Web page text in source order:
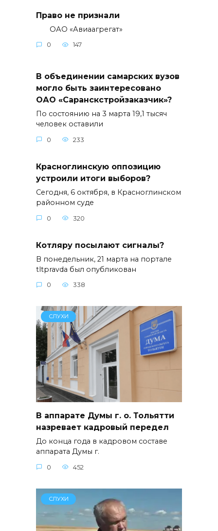
Право не признали
ОАО «Авиаагрегат»
0 147
В объединении самарских вузов
могло быть заинтересовано
ОАО «Саранскстройзаказчик»?
По состоянию на 3 марта 19,1 тысяч
человек оставили
0 233
Красноглинскую оппозицию
устроили итоги выборов?
Сегодня, 6 октября, в Красноглинском
районном суде
0 320
Котляру посылают сигналы?
В понедельник, 21 марта на портале
tltpravda был опубликован
0 338
СЛУХИ
В аппарате Думы г. о. Тольятти
назревает кадровый передел
До конца года в кадровом составе
аппарата Думы г.
0 452
СЛУХИ